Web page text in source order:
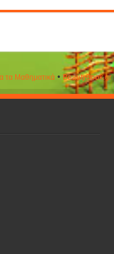
τα Μαθηματικά• ΒeautyΒook.gr